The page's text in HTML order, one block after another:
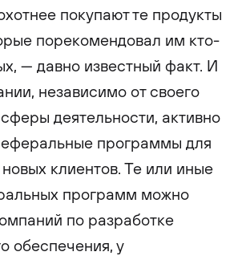
покупают те продукты
порекомендовал им кто-
— давно известный факт. И
независимо от своего
деятельности, активно
программы для
клиентов. Те или иные
программ можно
по разработке
обеспечения, у